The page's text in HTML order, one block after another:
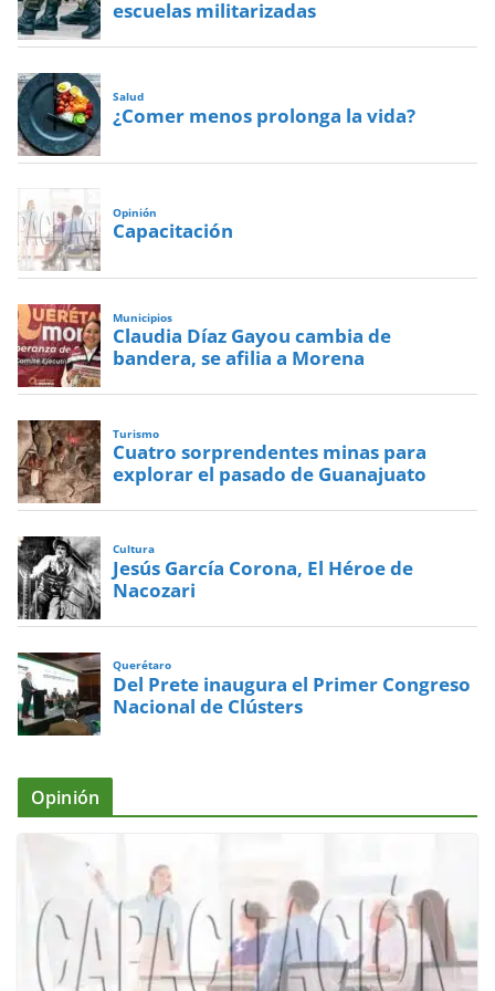
escuelas militarizadas
Salud
¿Comer menos prolonga la vida?
Opinión
Capacitación
Municipios
Claudia Díaz Gayou cambia de
bandera, se afilia a Morena
Turismo
Cuatro sorprendentes minas para
explorar el pasado de Guanajuato
Cultura
Jesús García Corona, El Héroe de
Nacozari
Querétaro
Del Prete inaugura el Primer Congreso
Nacional de Clústers
Opinión